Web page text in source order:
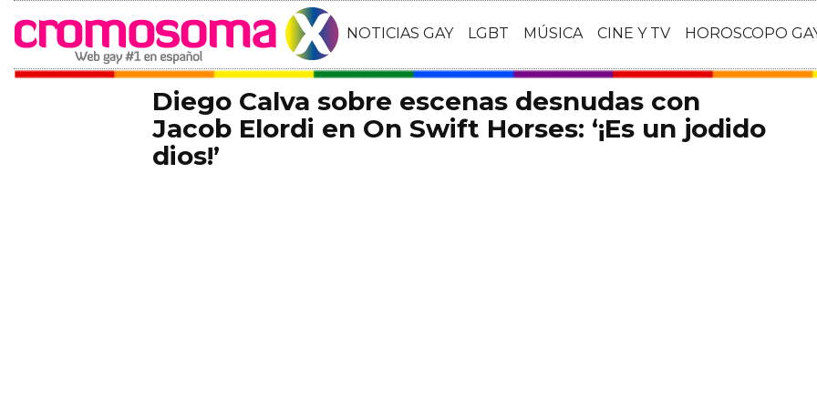
NOTICIAS GAY LGBT MÚSICA CINE Y TV HOROSCOPO
Diego Calva sobre escenas desnudas con
Jacob Elordi en On Swift Horses: ‘¡Es un jodido
dios!’